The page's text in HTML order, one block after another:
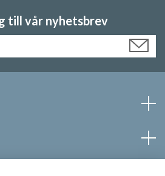
till vår nyhetsbrev